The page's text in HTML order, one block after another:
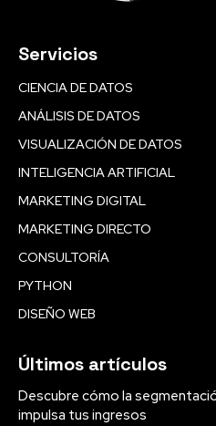
Servicios
CIENCIA DE DATOS
ANÁLISIS DE DATOS
VISUALIZACIÓN DE DATOS
INTELIGENCIA ARTIFICIAL
MARKETING DIGITAL
MARKETING DIRECTO
CONSULTORÍA
PYTHON
DISEÑO WEB
Últimos artículos
Descubre cómo la
impulsa tus ingresos